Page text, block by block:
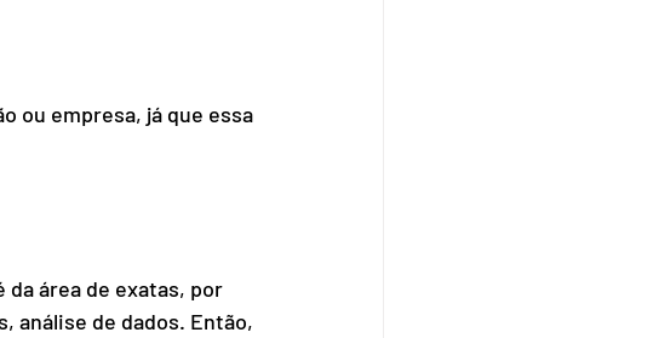
ou empresa, já que essa
área de exatas, por
análise de dados. Então,